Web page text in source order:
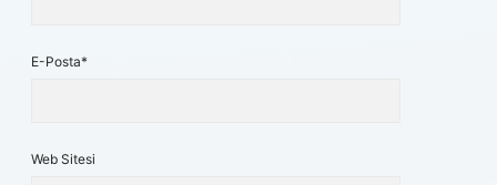
E-Posta*
Web Sitesi